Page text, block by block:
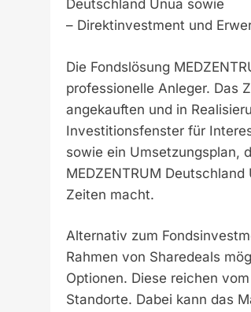
Deutschland Unua sowie
– Direktinvestment und
Die Fondslösung
professionelle Anleger. Das
angekauften und in
Investitionsfenster für
sowie ein Umsetzungsplan,
MEDZENTRUM
Zeiten macht.
Alternativ zum
Rahmen von Sharedeals
Optionen. Diese reichen
Standorte. Dabei kann das